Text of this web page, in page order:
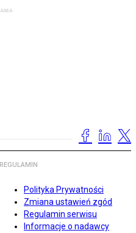
REGULAMIN
Polityka Prywatności
Zmiana ustawień zgód
Regulamin serwisu
Informacje o nadawcy